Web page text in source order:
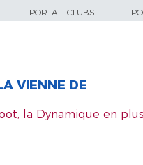
PORTAIL CLUBS
VIENNE DE
la Dynamique en